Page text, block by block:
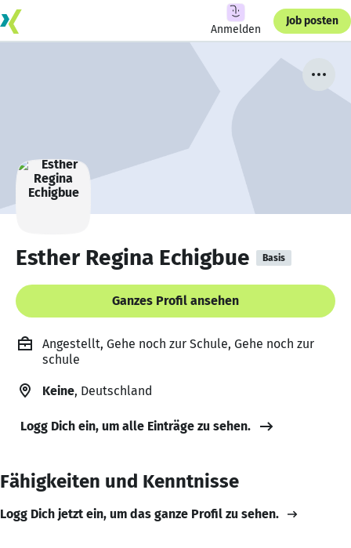
Anmelden
Job posten
Esther Regina Echigbue Basis
Ganzes Profil ansehen
Angestellt, Gehe noch zur Schule, Gehe noch zur
schule
Keine, Deutschland
Logg Dich ein, um alle Einträge zu sehen.
Fähigkeiten und Kenntnisse
Logg Dich jetzt ein, um das ganze Profil zu sehen.